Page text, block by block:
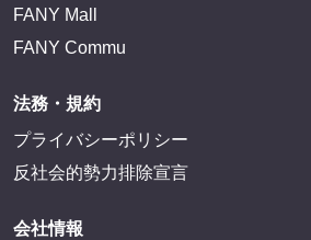
FANY Mall
FANY Commu
法務・規約
プライバシーポリシー
反社会的勢力排除宣言
会社情報